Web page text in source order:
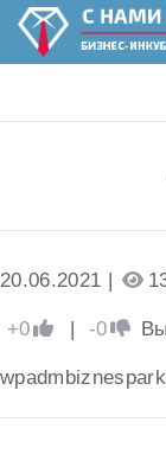
20.06.2021 |
+0 | -0
wpadmbiznespark